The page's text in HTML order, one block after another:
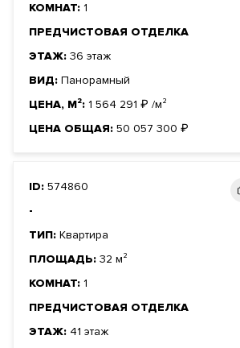
КОМНАТ: 1
ПРЕДЧИСТОВАЯ ОТДЕЛКА
ЭТАЖ: 36 этаж
ВИД: Панорамный
ЦЕНА, М²: 1 564 291 ₽ /м²
ЦЕНА ОБЩАЯ: 50 057 300 ₽
ID: 574860
-
ТИП: Квартира
ПЛОЩАДЬ: 32 м²
КОМНАТ: 1
ПРЕДЧИСТОВАЯ ОТДЕЛКА
ЭТАЖ: 41 этаж